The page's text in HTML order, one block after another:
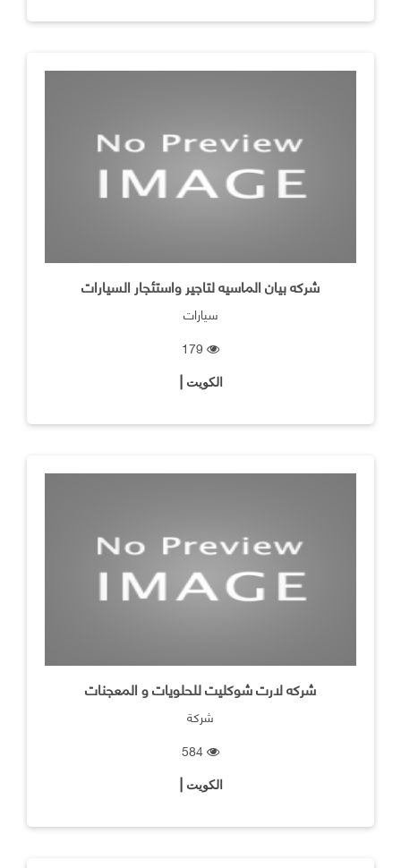
شركه بيان الماسيه لتاجير واستئجار السيارات
سيارات
الكويت |
شركه لارت شوكليت للحلويات و المعجنات
شركة
الكويت |